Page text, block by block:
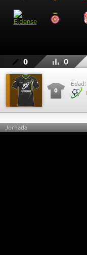
0 0
0
Edad:
Jornada